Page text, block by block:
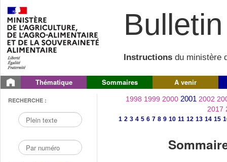
Instructions du ministère
Thématique Sommaires A venir
RECHERCHE : 1998 1999 2000 2001 2002
2017
1 2 3 4 5 6 7 8 9 10 11 12 13 14 15